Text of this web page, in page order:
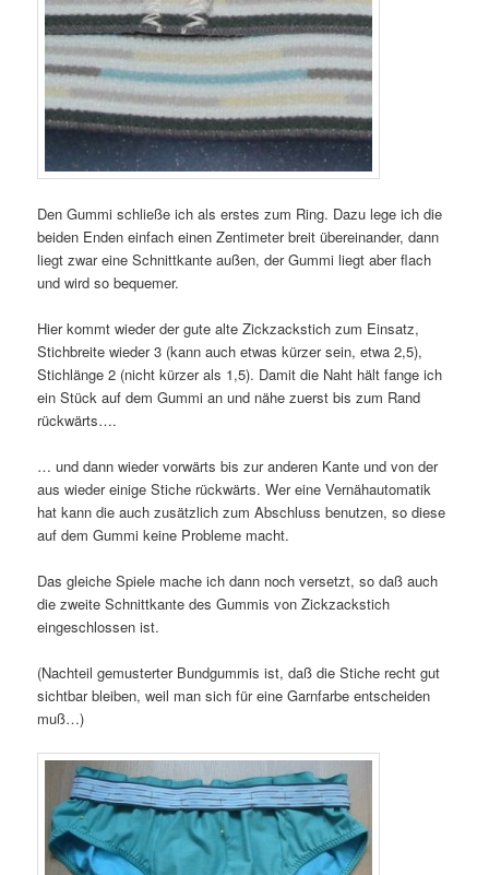
Den Gummi schließe ich als erstes zum Ring. Dazu lege ich die
beiden Enden einfach einen Zentimeter breit übereinander, dann
liegt zwar eine Schnittkante außen, der Gummi liegt aber flach
und wird so bequemer.
Hier kommt wieder der gute alte Zickzackstich zum Einsatz,
Stichbreite wieder 3 (kann auch etwas kürzer sein, etwa 2,5),
Stichlänge 2 (nicht kürzer als 1,5). Damit die Naht hält fange ich
ein Stück auf dem Gummi an und nähe zuerst bis zum Rand
rückwärts….
… und dann wieder vorwärts bis zur anderen Kante und von der
aus wieder einige Stiche rückwärts. Wer eine Vernähautomatik
hat kann die auch zusätzlich zum Abschluss benutzen, so diese
auf dem Gummi keine Probleme macht.
Das gleiche Spiele mache ich dann noch versetzt, so daß auch
die zweite Schnittkante des Gummis von Zickzackstich
eingeschlossen ist.
(Nachteil gemusterter Bundgummis ist, daß die Stiche recht gut
sichtbar bleiben, weil man sich für eine Garnfarbe entscheiden
muß…)